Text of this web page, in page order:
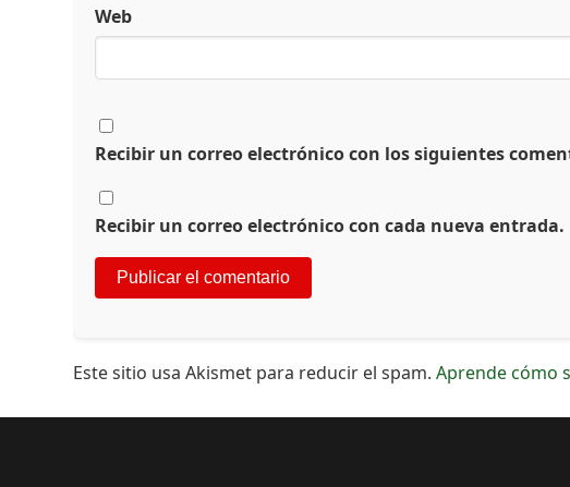
Web
Recibir un correo electrónico con los siguientes
Recibir un correo electrónico con cada nueva entrada.
Este sitio usa Akismet para reducir el spam.Aprende cómo